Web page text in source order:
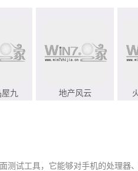
九
地产风云
测试工具，它能够对手机的处理器